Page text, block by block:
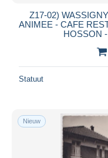
Z17-02)
ANIMEE - CAFE
HOSSON
Statuut
Nieuw